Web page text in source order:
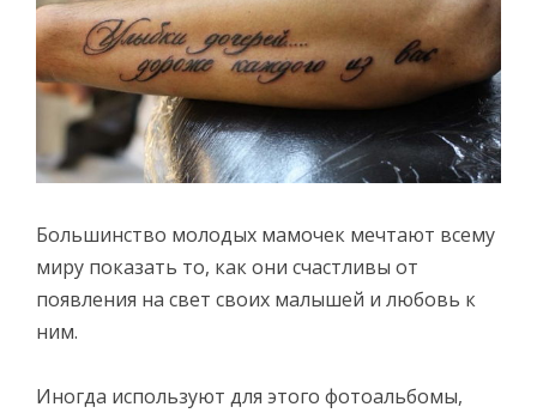
Большинство молодых мамочек мечтают всему
миру показать то, как они счастливы от
появления на свет своих малышей и любовь к
ним.
Иногда используют для этого фотоальбомы,